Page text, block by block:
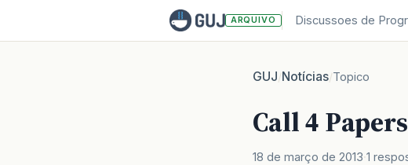
ARQUIVO Discussoes de
GUJ/Notícias/Topico
Call 4
18 de março de 2013 1